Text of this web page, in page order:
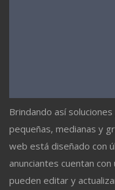
Brindando así
pequeñas, medianas y
web está diseñado con
anunciantes cuentan
pueden editar y